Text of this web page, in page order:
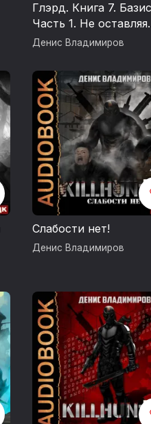
Глэрд. Книга 7.
Часть 1. Не оставляя
выбора
Денис Владимиров
Слабости нет!
Денис Владимиров